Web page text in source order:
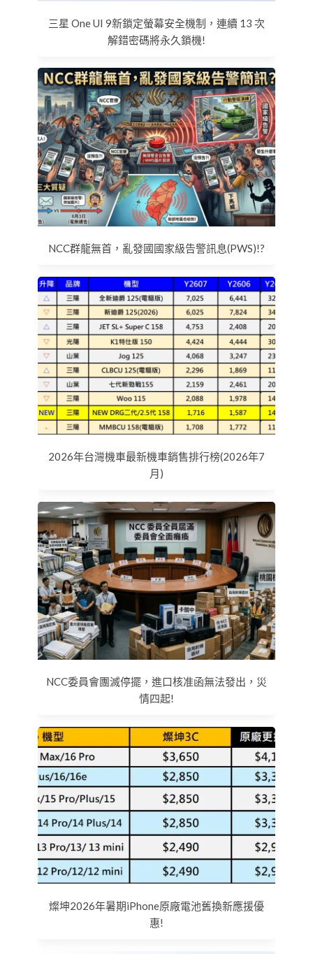
三星 One UI 9新鎖定螢幕安全機制，連續 13 次
解錯密碼將永久鎖機!
NCC群龍無首，亂發國國家級告警訊息(PWS)!?
2026年台灣機車最新機車銷售排行榜(2026年7
月)
NCC委員會團滅停擺，進口核准函無法發出，災
情四起!
燦坤2026年暑期iPhone原廠電池舊換新應援優
惠!